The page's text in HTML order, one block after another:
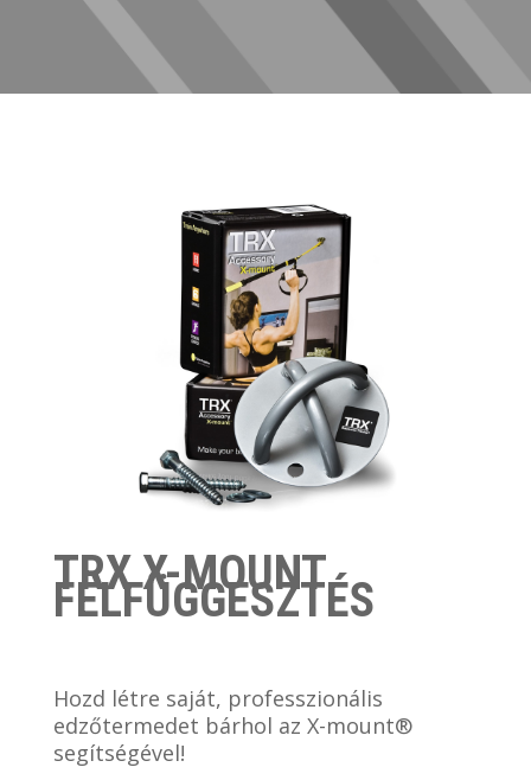
TRX X-MOUNT
FELFÜGGESZTÉS
Hozd létre saját, professzionális
edzőtermedet bárhol az X-mount®
segítségével!